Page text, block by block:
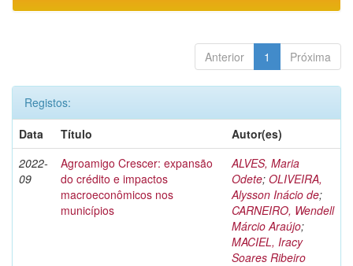
Anterior 1 Próxima
Registos:
Data
Título
Autor(es)
2022-
09
Agroamigo Crescer: expansão
do crédito e impactos
macroeconômicos nos
municípios
ALVES, Maria
Odete; OLIVEIRA,
Alysson Inácio de;
CARNEIRO, Wendell
Márcio Araújo;
MACIEL, Iracy
Soares Ribeiro